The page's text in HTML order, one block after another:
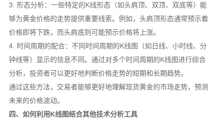
3. 形态分析：一些特定的K线形态（如头肩顶、双顶、双底等）能
够为黄金价格的走势提供重要线索。例如，头肩顶形态通常预示着
价格即将下跌，而头肩底则可能预示价格将上涨。
4. 时间周期的配合：不同时间周期的K线图（如日线、小时线、分
钟线等）显示的信息不同。通过对多个时间周期的K线图进行综合
分析，投资者可以更好地判断价格走势的短期和长期趋势。
通过这些方法，交易者能够更好地理解现货黄金的市场走势，预测
未来的价格波动。
四、如何利用K线图结合其他技术分析工具